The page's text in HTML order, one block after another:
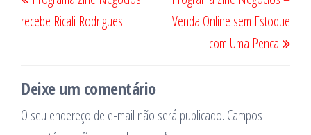
de
Post
anterior
recebe Ricali Rodrigues
post
Venda Online sem Estoque
com Uma Penca
Deixe um comentário
O seu endereço de e-mail não será publicado. Campos